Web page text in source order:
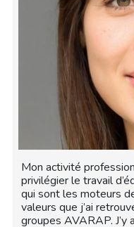
Mon activité
privilégier le travail
qui sont les moteurs
valeurs que j’ai
groupes AVARAP. J’y